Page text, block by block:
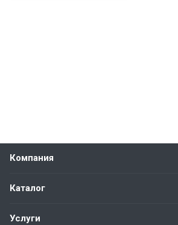
Компания
Каталог
Услуги